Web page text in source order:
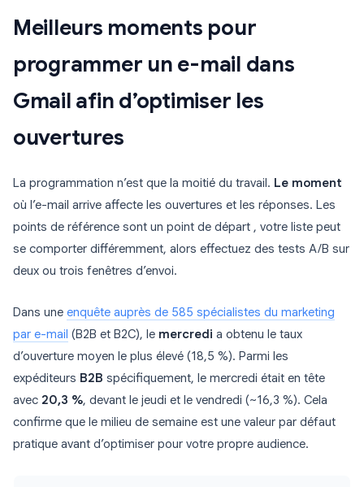
Meilleurs moments pour
programmer un e-mail dans
Gmail afin d’optimiser les
ouvertures
La programmation n’est que la moitié du travail. Le moment
où l’e-mail arrive affecte les ouvertures et les réponses. Les
points de référence sont un point de départ , votre liste peut
se comporter différemment, alors effectuez des tests A/B sur
deux ou trois fenêtres d’envoi.
Dans une enquête auprès de 585 spécialistes du marketing
par e-mail (B2B et B2C), le mercredi a obtenu le taux
d’ouverture moyen le plus élevé (18,5 %). Parmi les
expéditeurs B2B spécifiquement, le mercredi était en tête
avec 20,3 %, devant le jeudi et le vendredi (~16,3 %). Cela
confirme que le milieu de semaine est une valeur par défaut
pratique avant d’optimiser pour votre propre audience.